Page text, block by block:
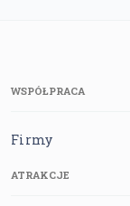
WSPÓŁPRACA
Firmy
ATRAKCJE